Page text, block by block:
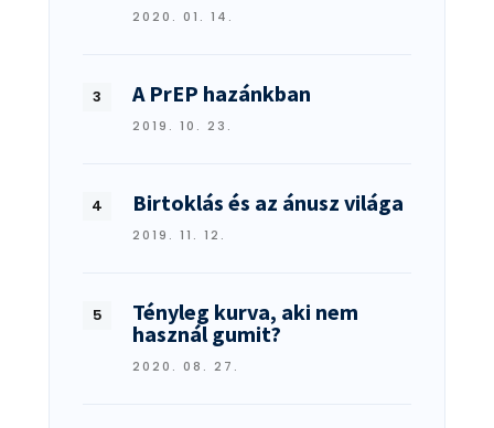
2020. 01. 14.
A PrEP hazánkban
2019. 10. 23.
Birtoklás és az ánusz világa
2019. 11. 12.
Tényleg kurva, aki nem
használ gumit?
2020. 08. 27.